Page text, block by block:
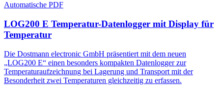
Automatische PDF
LOG200 E Temperatur-Datenlogger mit Display für
Temperatur
Die Dostmann electronic GmbH präsentiert mit dem neuen
„LOG200 E“ einen besonders kompakten Datenlogger zur
Temperaturaufzeichnung bei Lagerung und Transport mit der
Besonderheit zwei Temperaturen gleichzeitig zu erfassen.